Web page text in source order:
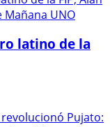
latino de la